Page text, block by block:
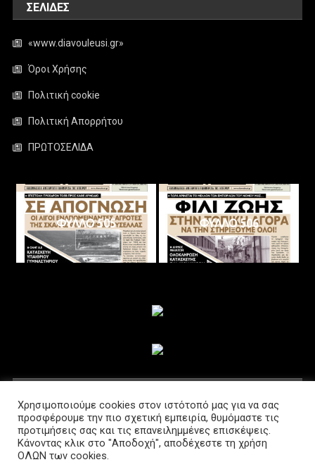
ΣΕΛΊΔΕΣ
«www.diavouleusi.gr»
Όροι Χρήσης
Πολιτική cookie
Πολιτική Απορρήτου
ΠΡΩΤΟΣΕΛΙΔΑ
ΦΥΛΛΟ 505 ΦΥΛΛΟ 506
Χρησιμοποιούμε cookies στον ιστότοπό μας για να σας
προσφέρουμε την πιο σχετική εμπειρία, θυμόμαστε τις
προτιμήσεις σας και τις επανειλημμένες επισκέψεις.
Κάνοντας κλικ στο "Αποδοχή", αποδέχεστε τη χρήση
ΟΛΩΝ των cookies.